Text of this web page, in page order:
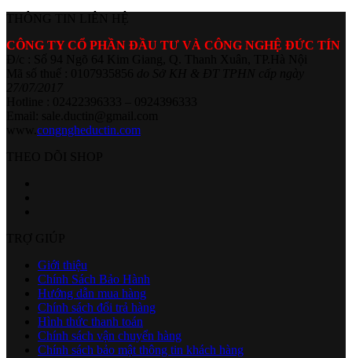
CÔNG TY CỔ PHẦN ĐẦU TƯ VÀ CÔNG NGHỆ ĐỨC TÍN
congngheductin.com
Giới thiệu
Chính Sách Bảo Hành
Hướng dẫn mua hàng
Chính sách đổi trả hàng
Hình thức thanh toán
Chính sách vận chuyển hàng
Chính sách bảo mật thông tin khách hàng